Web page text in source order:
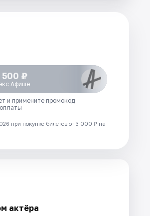
500 ₽
Афише
и примените промокод
при покупке билетов от 3 000 ₽ на
актёра